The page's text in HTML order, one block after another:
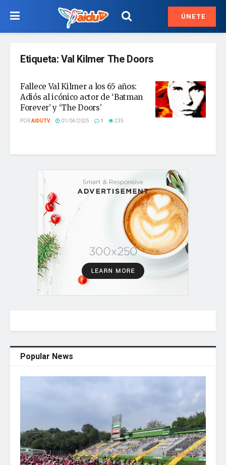
ÚNETE
Etiqueta:Val Kilmer The Doors
Fallece Val Kilmer a los 65 años:
Adiós al icónico actor de ‘Batman
Forever’ y ‘The Doors’
PORAIDUTV 01/04/2025 1 235
Popular News